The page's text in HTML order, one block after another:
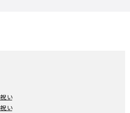
い
い